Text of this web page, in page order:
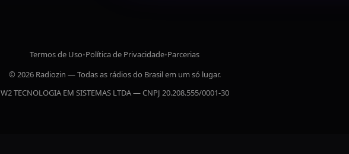
Termos de Uso•Política de Privacidade•Parcerias
© 2026 Radiozin — Todas as rádios do Brasil em um só lugar.
W2 TECNOLOGIA EM SISTEMAS LTDA — CNPJ 20.208.555/0001-30